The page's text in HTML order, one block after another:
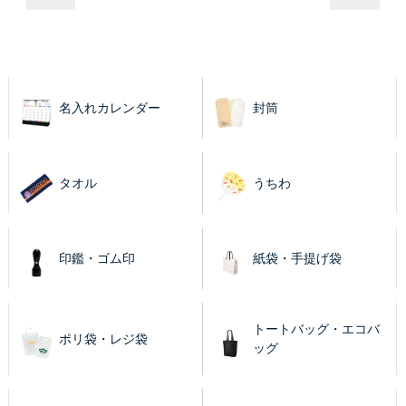
名入れカレンダー 封筒
タオル うちわ
印鑑・ゴム印 紙袋・手提げ袋
ポリ袋・レジ袋
トートバッグ・エコバ
ッグ